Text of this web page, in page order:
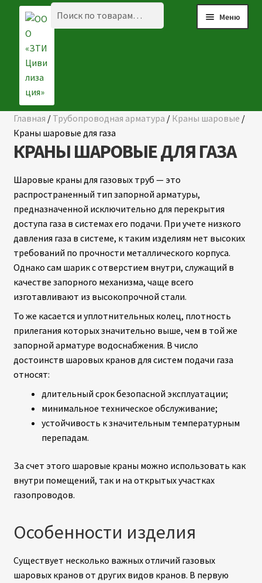
Перейти
навигации
Перейти
содержимому
Искать:
Поиск
Меню
☰ КАТАЛОГ
ГЛАВНАЯ
О КОМПАНИИ
НАШИ ОБЪЕКТЫ
ДОСТАВКА И ОПЛАТА
ПОЛЕЗНАЯ ИНФОРМАЦИЯ
Главная / Трубопроводная арматура / Краны шаровые /
Краны шаровые для газа
КРАНЫ ШАРОВЫЕ ДЛЯ ГАЗА
Шаровые краны для газовых труб — это
распространенный тип запорной арматуры,
предназначенной исключительно для перекрытия
доступа газа в системах его подачи. При учете низкого
давления газа в системе, к таким изделиям нет высоких
требований по прочности металлического корпуса.
Однако сам шарик с отверстием внутри, служащий в
качестве запорного механизма, чаще всего
изготавливают из высокопрочной стали.
То же касается и уплотнительных колец, плотность
прилегания которых значительно выше, чем в той же
запорной арматуре водоснабжения. В число
достоинств шаровых кранов для систем подачи газа
относят:
длительный срок безопасной эксплуатации;
минимальное техническое обслуживание;
устойчивость к значительным температурным
перепадам.
За счет этого шаровые краны можно использовать как
внутри помещений, так и на открытых участках
газопроводов.
Особенности изделия
Существует несколько важных отличий газовых
шаровых кранов от других видов кранов. В первую